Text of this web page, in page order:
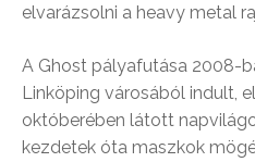
elvarázsolni a heavy metal
A Ghost pályafutása 2008-
Linköping városából indult,
októberében látott
kezdetek óta maszkok